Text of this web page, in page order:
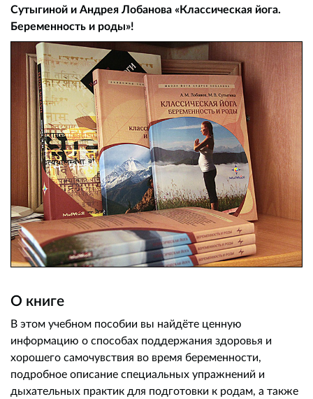
Сутыгиной и Андрея Лобанова «Классическая йога.
Беременность и роды»!
О книге
В этом учебном пособии вы найдёте ценную
информацию о способах поддержания здоровья и
хорошего самочувствия во время беременности,
подробное описание специальных упражнений и
дыхательных практик для подготовки к родам, а также